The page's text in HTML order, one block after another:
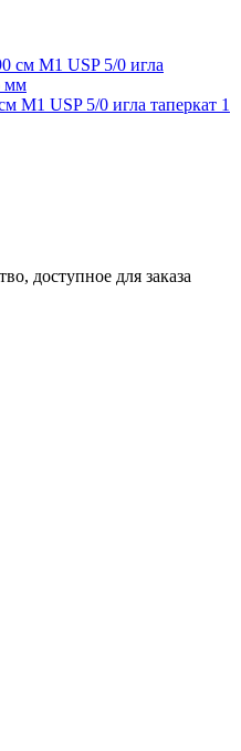
М1 USP 5/0 игла таперкат 1
доступное для заказа